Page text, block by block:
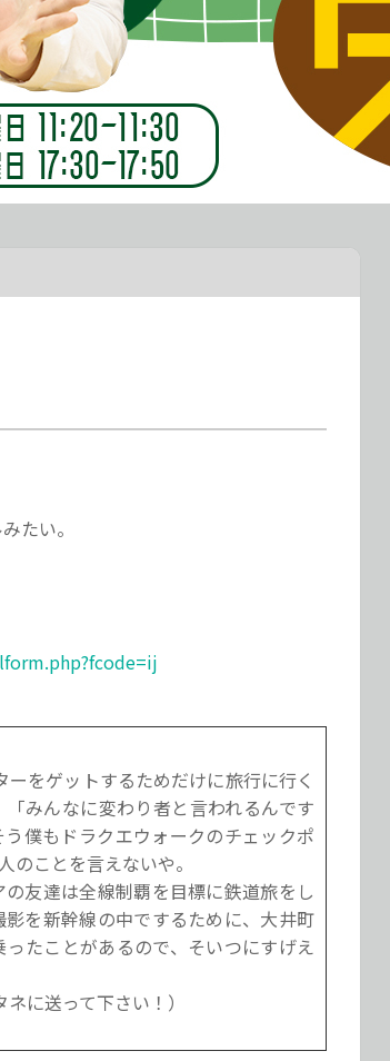
たい。
をゲットするためだけに旅行に行く
みんなに変わり者と言われるんです
僕もドラクエウォークのチェックポ
ことを言えないや。
友達は全線制覇を目標に鉄道旅をし
を新幹線の中でするために、大井町
たことがあるので、そいつにすげえ
に送って下さい！）